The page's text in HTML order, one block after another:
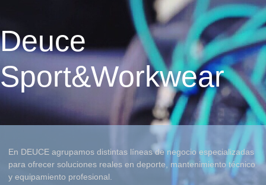
Deuce
Sport&Workwear
En DEUCE agrupamos distintas líneas de negocio especializadas
para ofrecer soluciones reales en deporte, mantenimiento técnico
y equipamiento profesional.